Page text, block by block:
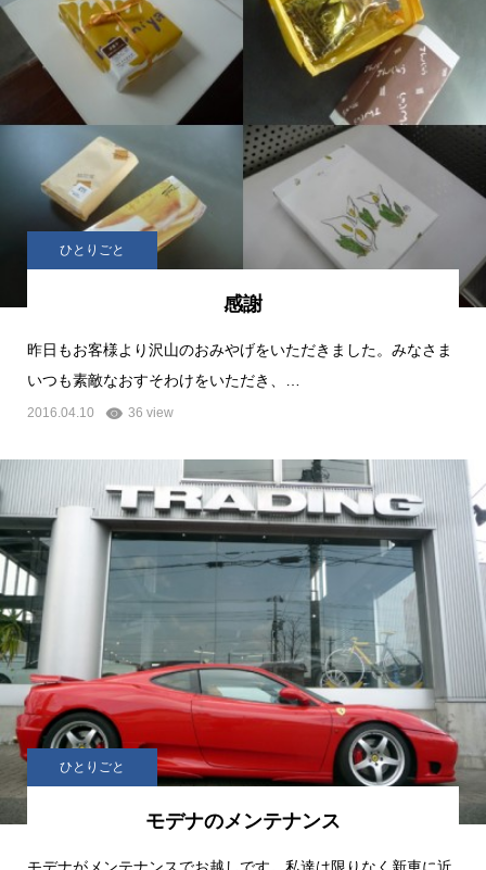
ひとりごと
感謝
昨日もお客様より沢山のおみやげをいただきました。みなさま
いつも素敵なおすそわけをいただき、…
2016.04.10 36 view
ひとりごと
モデナのメンテナンス